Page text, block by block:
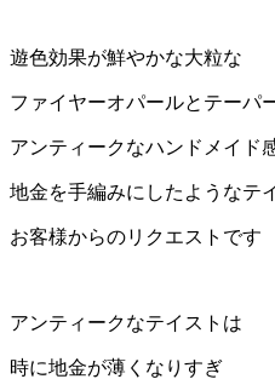
遊色効果が鮮やかな大粒な
ファイヤーオパールとテーパ
アンティークなハンドメイド
地金を手編みにしたようなテ
お客様からのリクエストです
アンティークなテイストは
時に地金が薄くなりすぎ